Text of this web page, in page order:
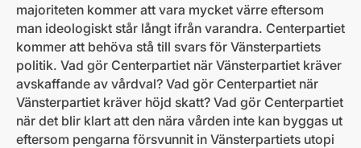
majoriteten kommer att vara mycket värre eftersom
man ideologiskt står långt ifrån varandra. Centerpartiet
kommer att behöva stå till svars för Vänsterpartiets
politik. Vad gör Centerpartiet när Vänsterpartiet kräver
avskaffande av vårdval? Vad gör Centerpartiet när
Vänsterpartiet kräver höjd skatt? Vad gör Centerpartiet
när det blir klart att den nära vården inte kan byggas ut
eftersom pengarna försvunnit in Vänsterpartiets utopi